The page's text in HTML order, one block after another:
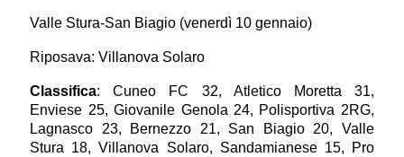
Valle Stura-San Biagio (venerdì 10 gennaio)
Riposava: Villanova Solaro
Classifica: Cuneo FC 32, Atletico Moretta 31,
Enviese 25, Giovanile Genola 24, Polisportiva 2RG,
Lagnasco 23, Bernezzo 21, San Biagio 20, Valle
Stura 18, Villanova Solaro, Sandamianese 15, Pro